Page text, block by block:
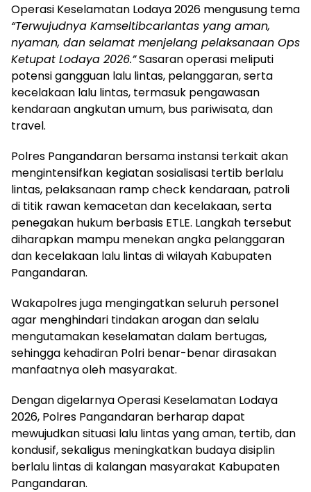
Operasi Keselamatan Lodaya 2026 mengusung tema
“Terwujudnya Kamseltibcarlantas yang aman,
nyaman, dan selamat menjelang pelaksanaan Ops
Ketupat Lodaya 2026.”Sasaran operasi meliputi
potensi gangguan lalu lintas, pelanggaran, serta
kecelakaan lalu lintas, termasuk pengawasan
kendaraan angkutan umum, bus pariwisata, dan
travel.
Polres Pangandaran bersama instansi terkait akan
mengintensifkan kegiatan sosialisasi tertib berlalu
lintas, pelaksanaan ramp check kendaraan, patroli
di titik rawan kemacetan dan kecelakaan, serta
penegakan hukum berbasis ETLE. Langkah tersebut
diharapkan mampu menekan angka pelanggaran
dan kecelakaan lalu lintas di wilayah Kabupaten
Pangandaran.
Wakapolres juga mengingatkan seluruh personel
agar menghindari tindakan arogan dan selalu
mengutamakan keselamatan dalam bertugas,
sehingga kehadiran Polri benar-benar dirasakan
manfaatnya oleh masyarakat.
Dengan digelarnya Operasi Keselamatan Lodaya
2026, Polres Pangandaran berharap dapat
mewujudkan situasi lalu lintas yang aman, tertib, dan
kondusif, sekaligus meningkatkan budaya disiplin
berlalu lintas di kalangan masyarakat Kabupaten
Pangandaran.